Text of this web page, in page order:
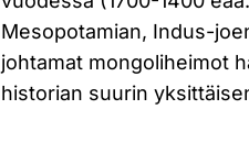
Mesopotamian, Indus-
johtamat mongoliheimot
historian suurin